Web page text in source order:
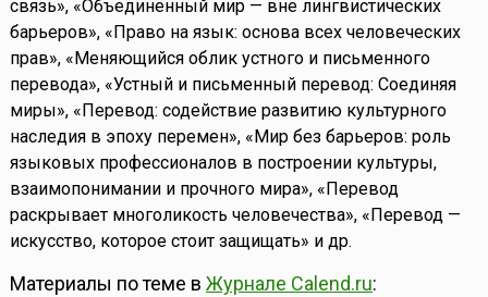
связь», «Объединенный мир — вне лингвистических
барьеров», «Право на язык: основа всех человеческих
прав», «Меняющийся облик устного и письменного
перевода», «Устный и письменный перевод: Соединяя
миры», «Перевод: содействие развитию культурного
наследия в эпоху перемен», «Мир без барьеров: роль
языковых профессионалов в построении культуры,
взаимопонимании и прочного мира», «Перевод
раскрывает многоликость человечества», «Перевод —
искусство, которое стоит защищать» и др.
Материалы по теме в Журнале Calend.ru: